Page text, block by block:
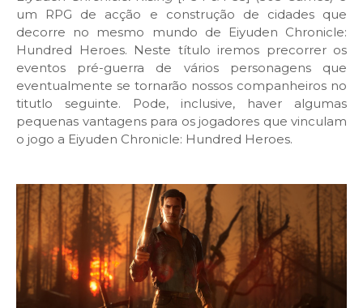
um RPG de acção e construção de cidades que
decorre no mesmo mundo de Eiyuden Chronicle:
Hundred Heroes. Neste título iremos precorrer os
eventos pré-guerra de vários personagens que
eventualmente se tornarão nossos companheiros no
titutlo seguinte. Pode, inclusive, haver algumas
pequenas vantagens para os jogadores que vinculam
o jogo a Eiyuden Chronicle: Hundred Heroes.